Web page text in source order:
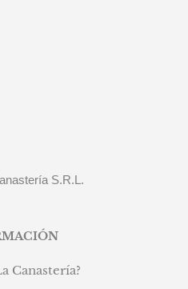
S.R.L.
Canastería?